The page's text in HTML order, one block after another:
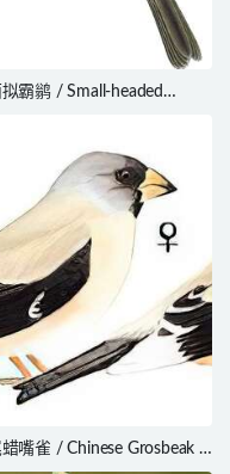
拟霸鹟 / Small-headed
嘴雀 / Chinese Grosbeak /
migratoria